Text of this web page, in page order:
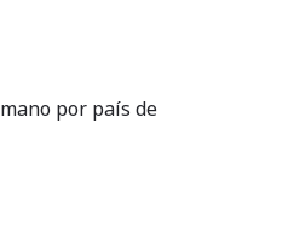
por país de